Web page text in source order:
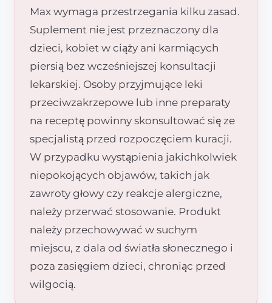
Max wymaga przestrzegania kilku zasad.
Suplement nie jest przeznaczony dla
dzieci, kobiet w ciąży ani karmiących
piersią bez wcześniejszej konsultacji
lekarskiej. Osoby przyjmujące leki
przeciwzakrzepowe lub inne preparaty
na receptę powinny skonsultować się ze
specjalistą przed rozpoczęciem kuracji.
W przypadku wystąpienia jakichkolwiek
niepokojących objawów, takich jak
zawroty głowy czy reakcje alergiczne,
należy przerwać stosowanie. Produkt
należy przechowywać w suchym
miejscu, z dala od światła słonecznego i
poza zasięgiem dzieci, chroniąc przed
wilgocią.